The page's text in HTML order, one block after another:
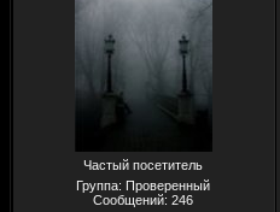
Частый посетитель
Группа: Проверенный
Сообщений:246